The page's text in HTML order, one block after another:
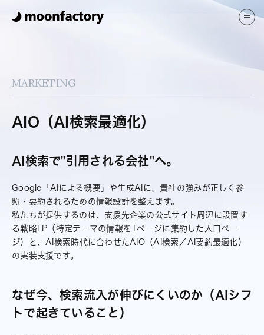
よくある質問
JP EN
お問い合わせ
MARKETING
AIO（AI検索最適化）
AI検索で"引用される会社"へ。
Google「AIによる概要」や生成AIに、貴社の強みが正しく参
照・要約されるための情報設計を整えます。
私たちが提供するのは、支援先企業の公式サイト周辺に設置す
る戦略LP（特定テーマの情報を1ページに集約した入口ペー
ジ）と、AI検索時代に合わせたAIO（AI検索／AI要約最適化）
の実装支援です。
なぜ今、検索流入が伸びにくいのか（AIシフ
トで起きていること）